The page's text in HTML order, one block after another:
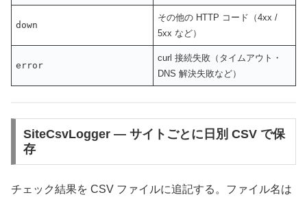
down
その他の HTTP コード（4xx /
5xx など）
error
curl 接続失敗（タイムアウト・
DNS 解決失敗など）
SiteCsvLogger — サイトごとに日別 CSV で保
存
チェック結果を CSV ファイルに追記する。ファイル名は